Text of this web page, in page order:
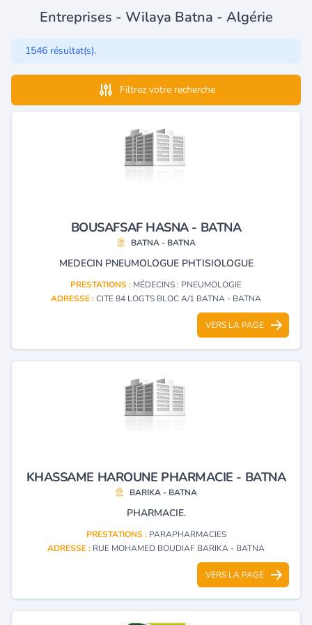
Entreprises - Wilaya Batna - Algérie
1546 résultat(s).
Filtrez votre recherche
BOUSAFSAF HASNA - BATNA
BATNA - BATNA
MEDECIN PNEUMOLOGUE PHTISIOLOGUE
PRESTATIONS : MÉDECINS : PNEUMOLOGIE
ADRESSE :CITE 84 LOGTS BLOC A/1 BATNA - BATNA
VERS LA PAGE
KHASSAME HAROUNE PHARMACIE - BATNA
BARIKA - BATNA
PHARMACIE.
PRESTATIONS : PARAPHARMACIES
ADRESSE : RUE MOHAMED BOUDIAF BARIKA - BATNA
VERS LA PAGE